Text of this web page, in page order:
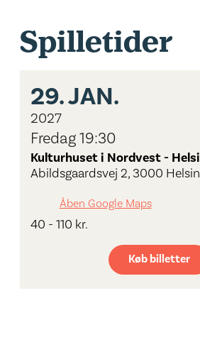
Spilletider
29.JAN.
2027
Fredag 19:30
Kulturhuset i Nordvest -
Abildsgaardsvej 2, 3000
Åben Google Maps
40 - 110 kr.
Køb billetter